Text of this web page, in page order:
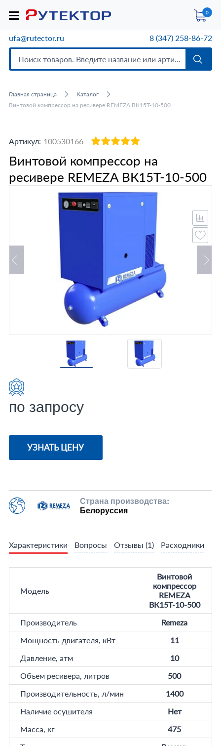
0
ufa@rutector.ru 8 (347) 258-86-72
Главная страница
Каталог
Винтовой компрессор на ресивере REMEZA ВК15T-10-500
Артикул: 100530166
Винтовой компрессор на
ресивере REMEZA ВК15T-10-500
по запросу
УЗНАТЬ ЦЕНУ
Страна производства:
Белоруссия
Характеристики Вопросы Отзывы (1) Расходники
Модель
Винтовой
компрессор
REMEZA
ВК15T-10-500
Производитель
Remeza
Мощность двигателя, кВт
11
Давление, атм
10
Объем ресивера, литров
500
Производительность, л/мин
1400
Наличие осушителя
Нет
Масса, кг
475